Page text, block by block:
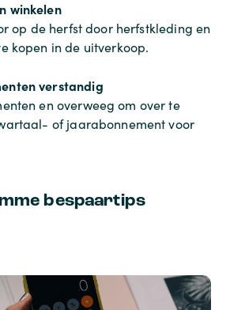
winkelen
op de herfst door herfstkleding en
kopen in de uitverkoop.
verstandig
en overweeg om over te
of jaarabonnement voor
bespaartips